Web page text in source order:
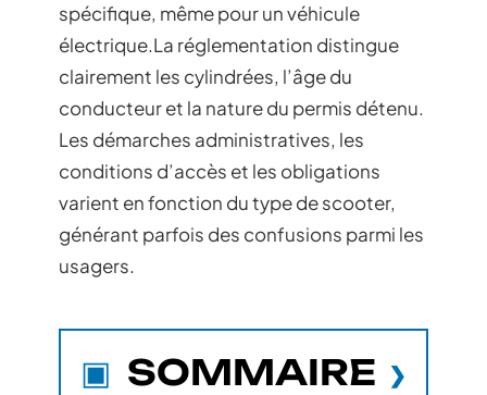
spécifique, même pour un véhicule
électrique.La réglementation distingue
clairement les cylindrées, l’âge du
conducteur et la nature du permis détenu.
Les démarches administratives, les
conditions d’accès et les obligations
varient en fonction du type de scooter,
générant parfois des confusions parmi les
usagers.
SOMMAIRE